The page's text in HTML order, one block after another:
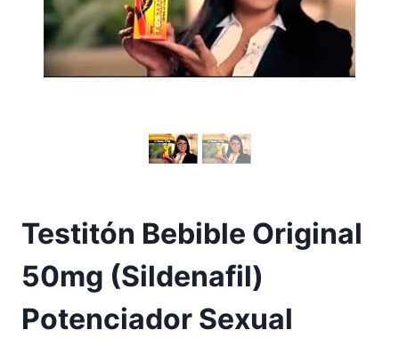
Testitón Bebible Original
50mg (Sildenafil)
Potenciador Sexual